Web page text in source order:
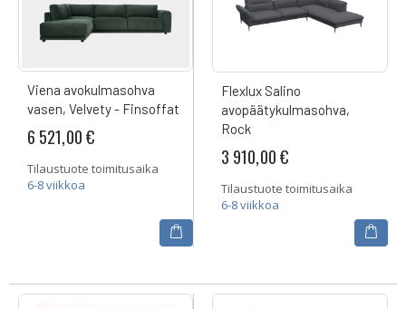
Viena avokulmasohva
vasen, Velvety - Finsoffat
6 521,00 €
Tilaustuote toimitusaika
6-8 viikkoa
Flexlux Salino
avopäätykulmasohva,
Rock
3 910,00 €
Tilaustuote toimitusaika
6-8 viikkoa